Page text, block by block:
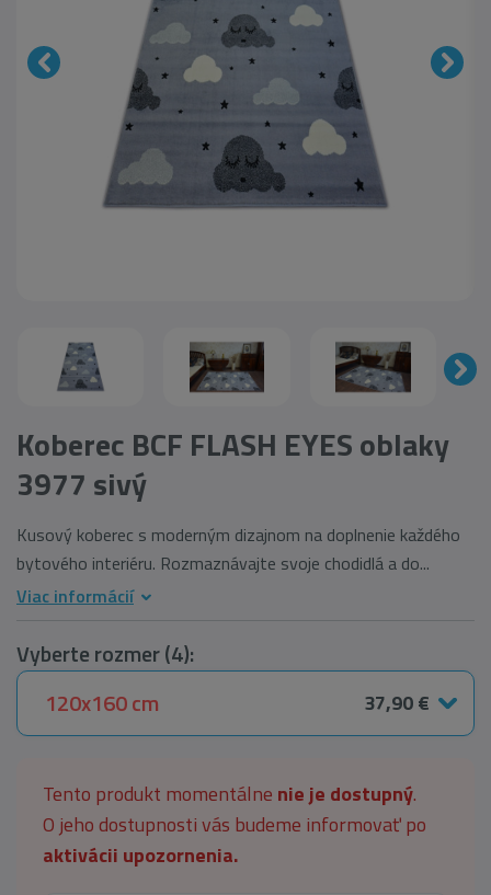
Koberec BCF FLASH EYES oblaky
3977 sivý
Kusový koberec s moderným dizajnom na doplnenie každého
bytového interiéru. Rozmaznávajte svoje chodidlá a do...
Viac informácií
Vyberte rozmer (4):
120x160 cm
37,90 €
Tento produkt momentálne nie je dostupný.
O jeho dostupnosti vás budeme informovať po
aktivácii upozornenia.